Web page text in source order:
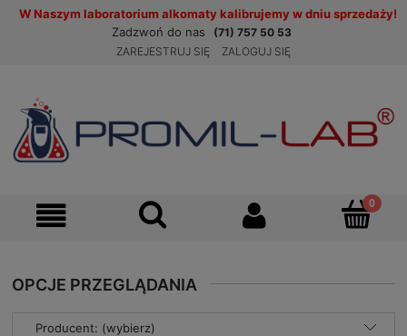
W Naszym laboratorium alkomaty kalibrujemy w dniu sprzedaży!
Zadzwoń do nas
(71) 757 50 53
ZAREJESTRUJ SIĘ
ZALOGUJ SIĘ
OPCJE PRZEGLĄDANIA
Producent: (wybierz)